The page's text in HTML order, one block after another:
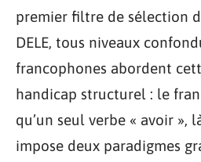
premier filtre de sélection
DELE, tous niveaux
francophones abordent
handicap structurel : le
qu’un seul verbe « avoir »,
impose deux paradigmes